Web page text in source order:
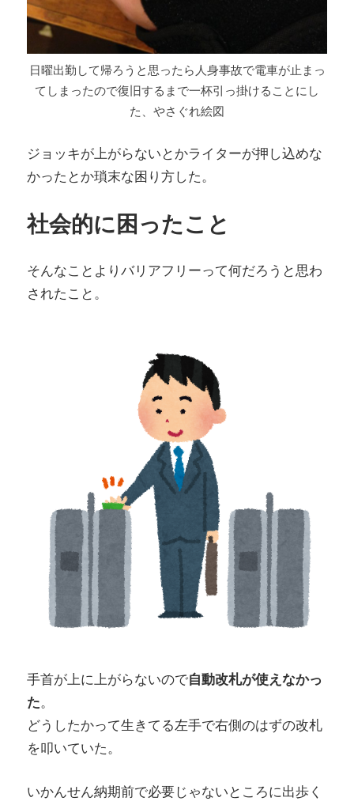
日曜出勤して帰ろうと思ったら人身事故で電車が止まっ
てしまったので復旧するまで一杯引っ掛けることにし
た、やさぐれ絵図
ジョッキが上がらないとかライターが押し込めな
かったとか瑣末な困り方した。
社会的に困ったこと
そんなことよりバリアフリーって何だろうと思わ
されたこと。
手首が上に上がらないので自動改札が使えなかっ
た。
どうしたかって生きてる左手で右側のはずの改札
を叩いていた。
いかんせん納期前で必要じゃないところに出歩く